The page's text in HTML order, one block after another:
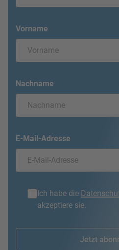
Vorname
Nachname
E-Mail-Adresse
Ich habe die
akzeptiere sie.
Jetzt